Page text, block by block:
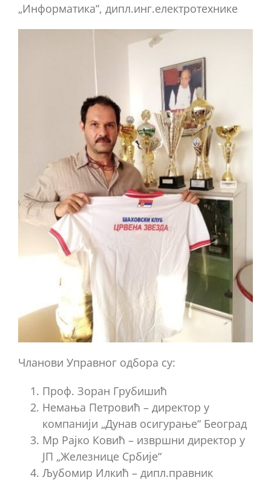
„Информатика“, дипл.инг.електротехнике
Чланови Управног одбора су:
Проф. Зоран Грубишић
Немања Петровић – директор у
компанији „Дунав осигурање“ Београд
Мр Рајко Ковић – извршни директор у
ЈП „Железнице Србије“
Љубомир Илкић – дипл.правник